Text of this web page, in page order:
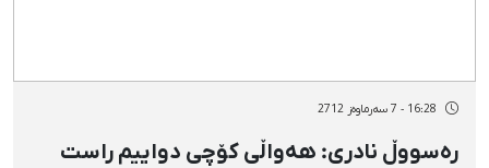
16:28 - 7 سەرماوەز 2712
رەسووڵ نادری: هەواڵی کۆچی دواییم راست